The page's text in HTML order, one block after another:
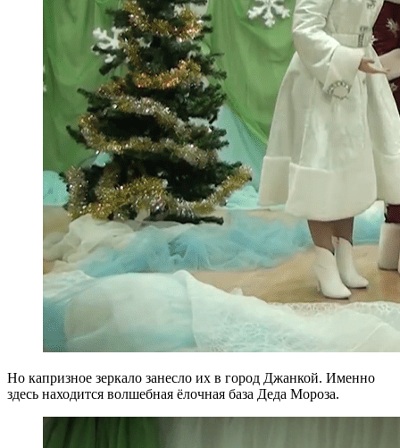
Но капризное зеркало занесло их в город Джанкой. Именно
здесь находится волшебная ёлочная база Деда Мороза.